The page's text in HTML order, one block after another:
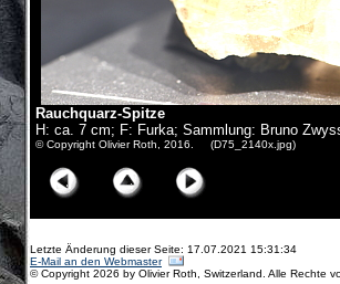
Rauchquarz-Spitze
H: ca. 7 cm; F: Furka; Sammlung: Bruno
© Copyright Olivier Roth, 2016. (D75_2140x.jpg)
Letzte Änderung dieser Seite: 17.07.2021 15:31:34
E-Mail an den Webmaster
© Copyright 2026 by Olivier Roth, Switzerland. Alle Rechte